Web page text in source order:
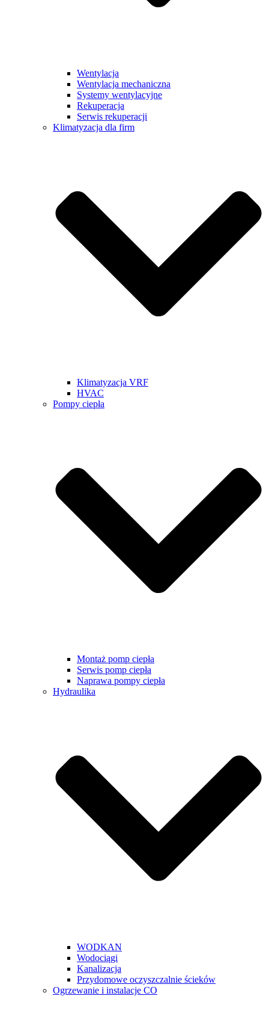
Wentylacja
Wentylacja mechaniczna
Systemy wentylacyjne
Rekuperacja
Serwis rekuperacji
Klimatyzacja dla firm
Klimatyzacja VRF
HVAC
Pompy ciepła
Montaż pomp ciepła
Serwis pomp ciepła
Naprawa pompy ciepła
Hydraulika
WODKAN
Wodociągi
Kanalizacja
Przydomowe oczyszczalnie ścieków
Ogrzewanie i instalacje CO